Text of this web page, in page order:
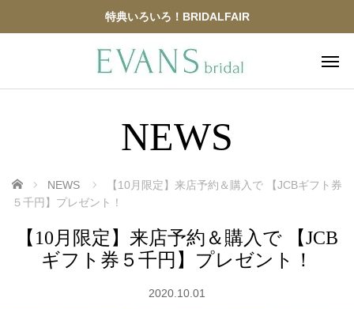
特典いろいろ！BRIDALFAIR
NEWS
ホーム NEWS
【10月限定】来店予約＆購入で 【JCBギフト券
５千円】プレゼント！
【10月限定】来店予約＆購入で 【JCB
ギフト券５千円】プレゼント！
2020.10.01